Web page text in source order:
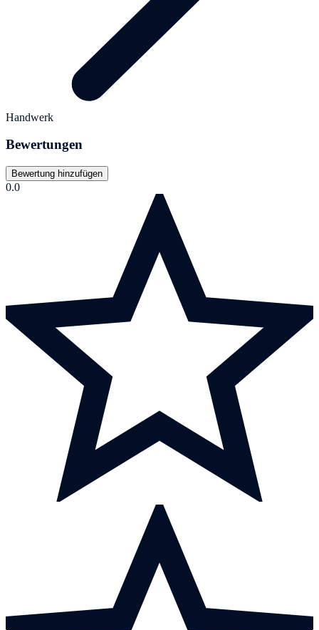
Handwerk
Bewertungen
Bewertung hinzufügen
0.0